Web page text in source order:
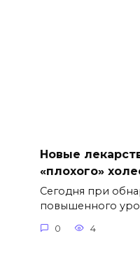
Новые
«плохого»
Сегодня при
повышенного
0 4